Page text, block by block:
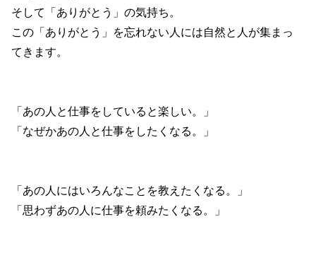
そして「ありがとう」の気持ち。
この「ありがとう」を忘れない人には自然と人が集まっ
てきます。
「あの人と仕事をしていると楽しい。」
「なぜかあの人と仕事をしたくなる。」
「あの人にはいろんなことを教えたくなる。」
「思わずあの人に仕事を頼みたくなる。」